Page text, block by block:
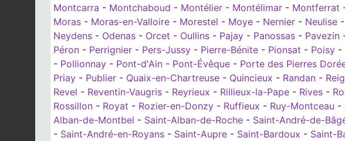
Montcarra - Montchaboud - Montélier - Montélimar - Montferrat
Moras - Moras-en-Valloire - Morestel - Moye - Nernier - Neulise -
Neydens - Odenas - Orcet - Oullins - Pajay - Panossas - Pavezin
Péron - Perrignier - Pers-Jussy - Pierre-Bénite - Pionsat - Poisy -
- Pollionnay - Pont-d'Ain - Pont-Évêque - Porte des Pierres
Priay - Publier - Quaix-en-Chartreuse - Quincieux - Randan -
Revel - Reventin-Vaugris - Reyrieux - Rillieux-la-Pape - Rives -
Rossillon - Royat - Rozier-en-Donzy - Ruffieux - Ruy-Montceau -
Alban-de-Montbel - Saint-Alban-de-Roche - Saint-André-de-
- Saint-André-en-Royans - Saint-Aupre - Saint-Bardoux - Saint-